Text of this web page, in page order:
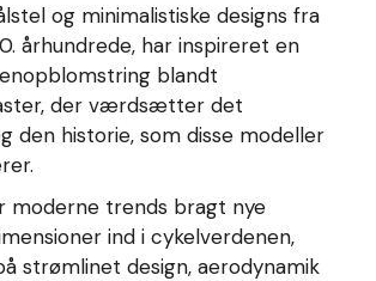
og minimalistiske designs fra
århundrede, har inspireret en
blandt
der værdsætter det
den historie, som disse modeller
moderne trends bragt nye
ind i cykelverdenen,
strømlinet design, aerodynamik